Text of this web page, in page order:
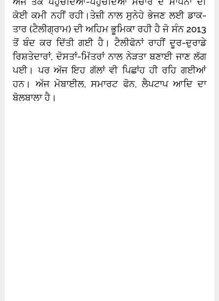
ਕੋਈ ਕਮੀ ਨਹੀਂ ਰਹੀ।ਤੇਜ਼ੀ ਨਾਲ ਸੁਨੇਹੇ ਭੇਜਣ ਲਈ ਡਾਕ-
ਤਾਰ (ਟੈਲੀਗ੍ਰਾਮ) ਦੀ ਅਹਿਮ ਭੂਮਿਕਾ ਰਹੀ ਹੈ ਜੋ ਸੰਨ 2013
ਤੋਂ ਬੰਦ ਕਰ ਦਿੱਤੀ ਗਈ ਹੈ। ਟੈਲੀਫੋਨਾਂ ਰਾਹੀਂ ਦੂਰ-ਦੁਰਾਡੇ
ਰਿਸ਼ਤੇਦਾਰਾਂ, ਦੋਸਤਾਂ-ਮਿੱਤਰਾਂ ਨਾਲ ਨੇੜਤਾ ਬਣਾਈ ਜਾਣ ਲੱਗ
ਪਈ। ਪਰ ਅੱਜ ਇਹ ਗੱਲਾਂ ਵੀ ਪਿਛਾਂਹ ਹੀ ਰਹਿ ਗਈਆਂ
ਹਨ। ਅੱਜ ਮੋਬਾਈਲ, ਸਮਾਰਟ ਫੋਨ, ਲੈਪਟਾਪ ਆਦਿ ਦਾ
ਬੋਲਬਾਲਾ ਹੈ।